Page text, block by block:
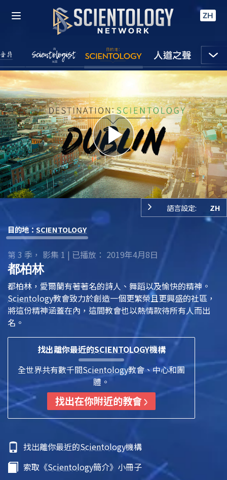
ZH
Play
Video
語言設定: ZH
目的地： SCIENTOLOGY
第 3 季， 影集 1 | 已播放： 2019年4月8日
都柏林
都柏林，愛爾蘭有著著名的詩人、舞蹈以及愉快的精神。
Scientology教會致力於創造一個更繁榮且更興盛的社區，
將這份精神涵蓋在內，這間教會也以熱情款待所有人而出
名。
找出離你最近的SCIENTOLOGY機構
全世界共有數千間Scientology教會、中心和團
體。
找出在你附近的教會
找出離你最近的Scientology機構
索取《Scientology簡介》小冊子